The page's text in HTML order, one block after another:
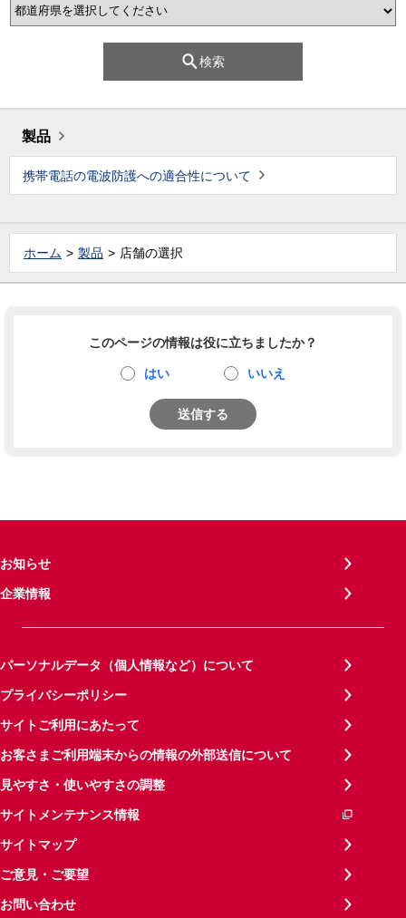
検索
製品
携帯電話の電波防護への適合性について
ホーム 製品 店舗の選択
このページの情報は役に立ちましたか？
はい いいえ
送信する
お知らせ
企業情報
パーソナルデータ（個人情報など）について
プライバシーポリシー
サイトご利用にあたって
お客さまご利用端末からの情報の外部送信について
見やすさ・使いやすさの調整
サイトメンテナンス情報
サイトマップ
ご意見・ご要望
お問い合わせ